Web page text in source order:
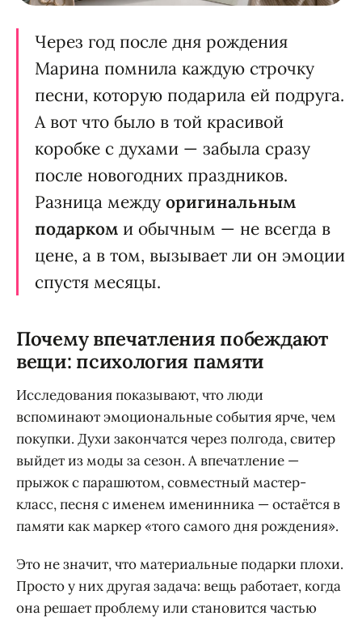
Через год после дня рождения
Марина помнила каждую строчку
песни, которую подарила ей подруга.
А вот что было в той красивой
коробке с духами — забыла сразу
после новогодних праздников.
Разница между оригинальным
подарком и обычным — не всегда в
цене, а в том, вызывает ли он эмоции
спустя месяцы.
Почему впечатления побеждают
вещи: психология памяти
Исследования показывают, что люди
вспоминают эмоциональные события ярче, чем
покупки. Духи закончатся через полгода, свитер
выйдет из моды за сезон. А впечатление —
прыжок с парашютом, совместный мастер-
класс, песня с именем именинника — остаётся в
памяти как маркер «того самого дня рождения».
Это не значит, что материальные подарки плохи.
Просто у них другая задача: вещь работает, когда
она решает проблему или становится частью